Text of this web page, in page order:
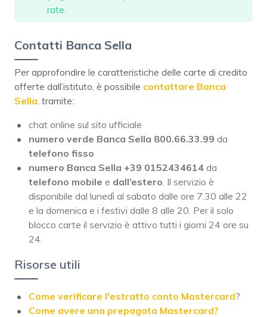
rate.
Contatti Banca Sella
Per approfondire le caratteristiche delle carte di credito
offerte dall’istituto, è possibile contattare Banca
Sella . tramite:
chat online sul sito ufficiale
numero verde Banca Sella 800.66.33.99 da
telefono fisso
numero Banca Sella +39 0152434614 da
telefono mobile e dall’estero . Il servizio è
disponibile dal lunedì al sabato dalle ore 7.30 alle 22
e la domenica e i festivi dalle 8 alle 20. Per il solo
blocco carte il servizio è attivo tutti i giorni 24 ore su
24.
Risorse utili
Come verificare l'estratto conto Mastercard?
Come avere una prepagata Mastercard?